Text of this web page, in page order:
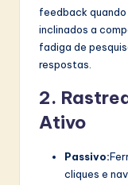
feedback
inclinados a
fadiga de
respostas.
2.
Ativo
Passivo:
cliques e